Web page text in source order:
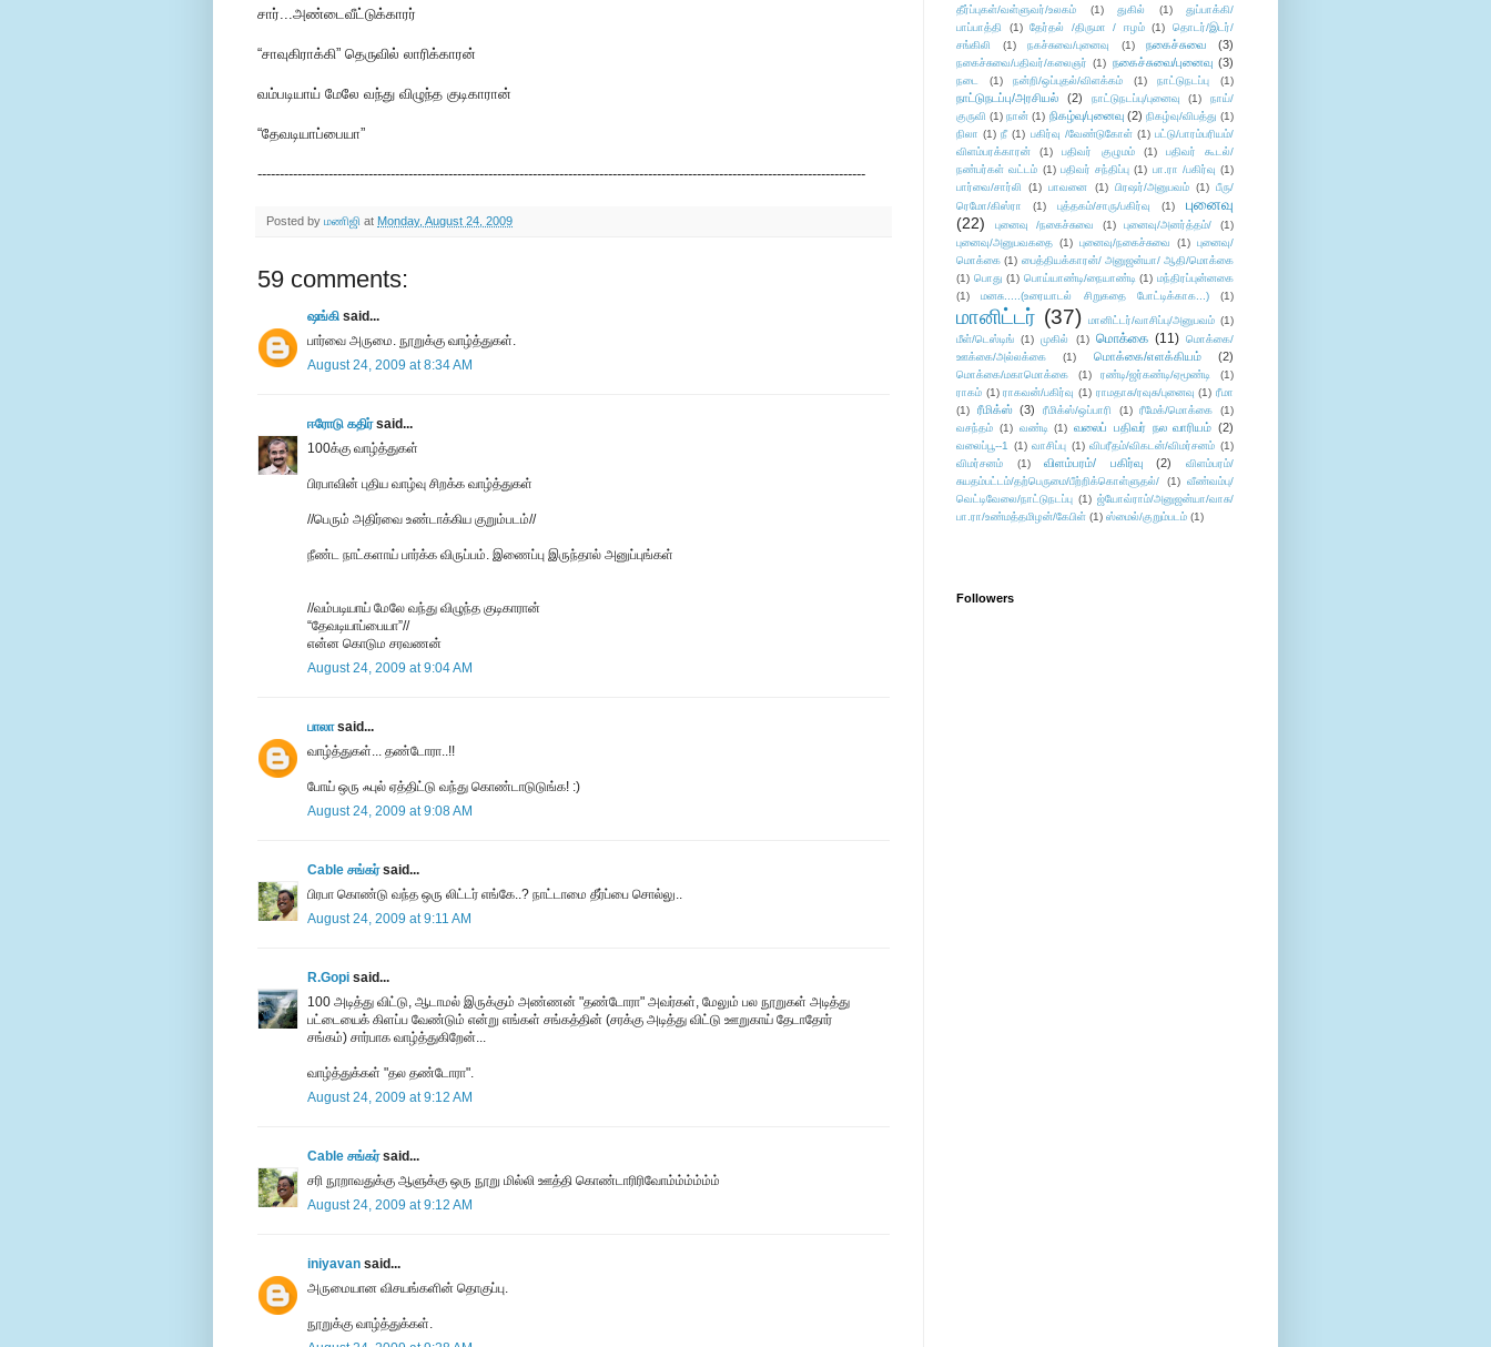
சார்...அண்டைவீட்டுக்காரர்
“சாவுகிராக்கி” தெருவில் லாரிக்காரன்
வம்படியாய் மேலே வந்து விழுந்த குடிகாரான்
“தேவடியாப்பையா”
-----------------------------------------------------------------------------------------------------------------------------------------
Posted by மணிஜி at Monday, August 24, 2009
59 comments:
ஷங்கி said...
பார்வை அருமை. நூறுக்கு வாழ்த்துகள்.
August 24, 2009 at 8:34 AM
ஈரோடு கதிர்said...
100க்கு வாழ்த்துகள்
பிரபாவின் புதிய வாழ்வு சிறக்க வாழ்த்துகள்
//பெரும் அதிர்வை உண்டாக்கிய குறும்படம்//
நீண்ட நாட்களாய் பார்க்க விருப்பம். இணைப்பு இருந்தால் அனுப்புங்கள்
//வம்படியாய் மேலே வந்து விழுந்த குடிகாரான்
“தேவடியாப்பையா”//
என்ன கொடும சரவணன்
August 24, 2009 at 9:04 AM
பாலாsaid...
வாழ்த்துகள்... தண்டோரா..!!
போய் ஒரு ஃபுல் ஏத்திட்டு வந்து கொண்டாடுடுங்க! :)
August 24, 2009 at 9:08 AM
Cable சங்கர்said...
பிரபா கொண்டு வந்த ஒரு லிட்டர் எங்கே..? நாட்டாமை தீர்ப்பை சொல்லு..
August 24, 2009 at 9:11 AM
R.Gopi said...
100 அடித்து விட்டு, ஆடாமல் இருக்கும் அண்ணன் "தண்டோரா" அவர்கள், மேலும் பல நூறுகள் அடித்து
பட்டையைக் கிளப்ப வேண்டும் என்று எங்கள் சங்கத்தின் (சரக்கு அடித்து விட்டு ஊறுகாய் தேடாதோர்
சங்கம்) சார்பாக வாழ்த்துகிறேன்...
வாழ்த்துக்கள் "தல தண்டோரா".
August 24, 2009 at 9:12 AM
Cable சங்கர்said...
சரி நூறாவதுக்கு ஆளுக்கு ஒரு நூறு மில்லி ஊத்தி கொண்டாரிரிவோம்ம்ம்ம்ம்ம்
August 24, 2009 at 9:12 AM
iniyavan said...
அருமையான விசயங்களின் தொகுப்பு.
நூறுக்கு வாழ்த்துக்கள்.
தீர்ப்புகள்/வள்ளுவர்/உலகம்
(1) துகில் (1)
துப்பாக்கி/
பாப்பாத்தி
(1) தேர்தல் /திருமா / ஈழம் (1)
தொடர்/இடர்/
சங்கிலி
(1) நகச்சுவை/புனைவு (1) நகைச்சுவை (3)
நகைச்சுவை/பதிவர்/கலைஞர் (1) நகைச்சுவை/புனைவு (3)
நடை (1) நன்றி/ஒப்புதல்/விளக்கம் (1) நாட்டுநடப்பு (1)
நாட்டுநடப்பு/அரசியல் (2) நாட்டுநடப்பு/புனைவு (1)
நாய்/
குருவி (1) நான் (1) நிகழ்வு/புனைவு (2) நிகழ்வு/விபத்து (1)
நிலா (1) நீ (1) பகிர்வு /வேண்டுகோள் (1) பட்டு/பாரம்பரியம்/
விளம்பரக்காரன்
(1) பதிவர் குழுமம் (1)
பதிவர் கூடல்/
நண்பர்கள் வட்டம் (1) பதிவர் சந்திப்பு (1) பா.ரா /பகிர்வு (1)
பார்வை/சார்லி
(1) பாவனை (1) பிரஷர்/அனுபவம் (1) பீரு/
ரெமோ/கிஸ்ரா
(1) புத்தகம்/சாரு/பகிர்வு (1)
புனைவு
(22)
புனைவு /நகைச்சுவை (1) புனைவு/அனர்த்தம்/
(1)
புனைவு/அனுபவகதை (1) புனைவு/நகைச்சுவை (1) புனைவு/
மொக்கை (1) பைத்தியக்காரன்/ அனுஜன்யா/ ஆதி/மொக்கை
(1) பொது (1) பொய்யாண்டி/நையாண்டி (1) மந்திரப்புன்னகை
(1)
மனசு.....(உரையாடல் சிறுகதை போட்டிக்காக...) (1)
மானிட்டர் (37) மானிட்டர்/வாசிப்பு/அனுபவம் (1)
மீள்/டெஸ்டிங் (1) முகில் (1) மொக்கை (11) மொக்கை/
ஊக்கை/அல்லக்கை
(1) மொக்கை/எளக்கியம் (2)
மொக்கை/மகாமொக்கை (1) ரண்டி/ஜர்கண்டி/ஏமூண்டி
(1)
ராகம் (1) ராகவன்/பகிர்வு (1) ராமதாசு/ரவுசு/புனைவு (1) ரீமா
(1)
ரீமிக்ஸ் (3) ரீமிக்ஸ்/ஒப்பாரி (1) ரீமேக்/மொக்கை
(1)
வசந்தம் (1) வண்டி (1) வலைப் பதிவர் நல வாரியம் (2)
வலைப்பூ--1 (1) வாசிப்பு (1) விபரீதம்/விகடன்/விமர்சனம் (1)
விமர்சனம்
(1) விளம்பரம்/ பகிர்வு (2)
விளம்பரம்/
சுயதம்பட்டம்/தற்பெருமை/பீற்றிக்கொள்ளுதல்/
(1) வீண்வம்பு/
வெட்டிவேலை/நாட்டுநடப்பு (1) ஜ்யோவ்ராம்/அனுஜன்யா/வாசு/
பா.ரா/உண்மத்தமிழன்/கேபிள் (1) ஸ்மைல்/குறும்படம் (1)
Followers